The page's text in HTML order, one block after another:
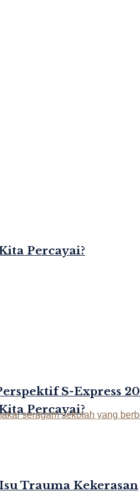
Percayai?
Percayai?
S-Express
Trauma Kekerasan